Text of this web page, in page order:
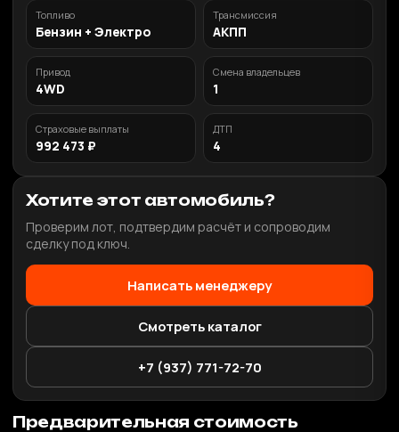
Топливо
Бензин + Электро
Трансмиссия
АКПП
Привод
4WD
Смена владельцев
1
Страховые выплаты
992 473 ₽
ДТП
4
Хотите этот автомобиль?
Проверим лот, подтвердим расчёт и сопроводим
сделку под ключ.
Написать менеджеру
Смотреть каталог
+7 (937) 771-72-70
Предварительная стоимость